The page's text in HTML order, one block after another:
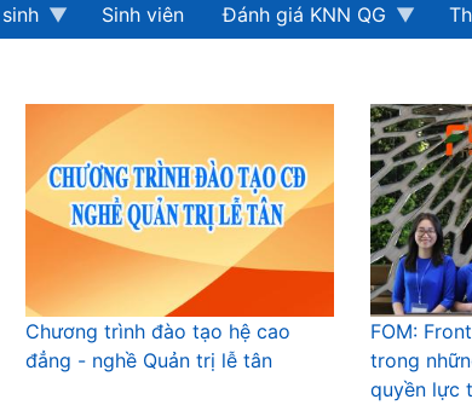
Sinh viên Đánh giá KNN QG
Chương trình đào tạo hệ cao
đẳng - nghề Quản trị lễ tân
FOM:
trong
quyền lực